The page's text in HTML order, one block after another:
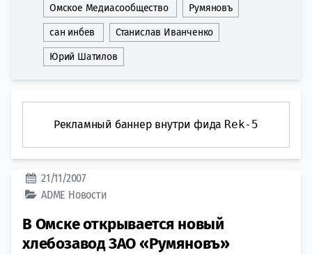
Омское Медиасообщество Румяновъ
сан инбев Станислав Иванченко
Юрий Шатилов
Рекламный баннер внутри фида Rek-5
21/11/2007
ADME Новости
В Омске открывается новый
хлебозавод ЗАО «Румяновъ»